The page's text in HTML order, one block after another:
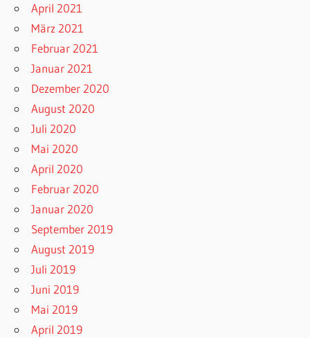
April 2021
März 2021
Februar 2021
Januar 2021
Dezember 2020
August 2020
Juli 2020
Mai 2020
April 2020
Februar 2020
Januar 2020
September 2019
August 2019
Juli 2019
Juni 2019
Mai 2019
April 2019